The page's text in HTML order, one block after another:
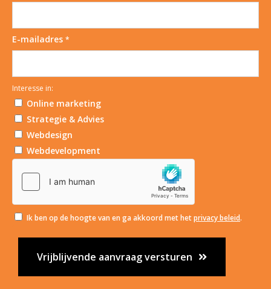
E-mailadres *
Interesse in:
Online marketing
Strategie & Advies
Webdesign
Webdevelopment
Ik ben op de hoogte van en ga akkoord met hetprivacy beleid.
Vrijblijvende aanvraag versturen